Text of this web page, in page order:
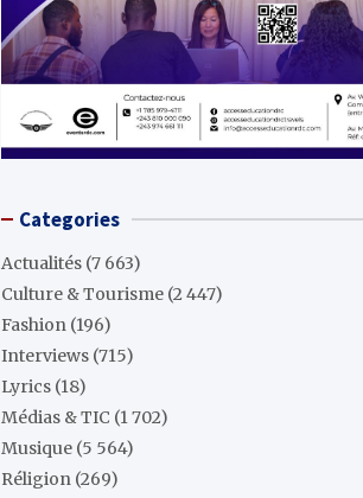
Categories
Actualités (7 663)
Culture & Tourisme (2 447)
Fashion (196)
Interviews (715)
Lyrics (18)
Médias & TIC (1 702)
Musique (5 564)
Réligion (269)